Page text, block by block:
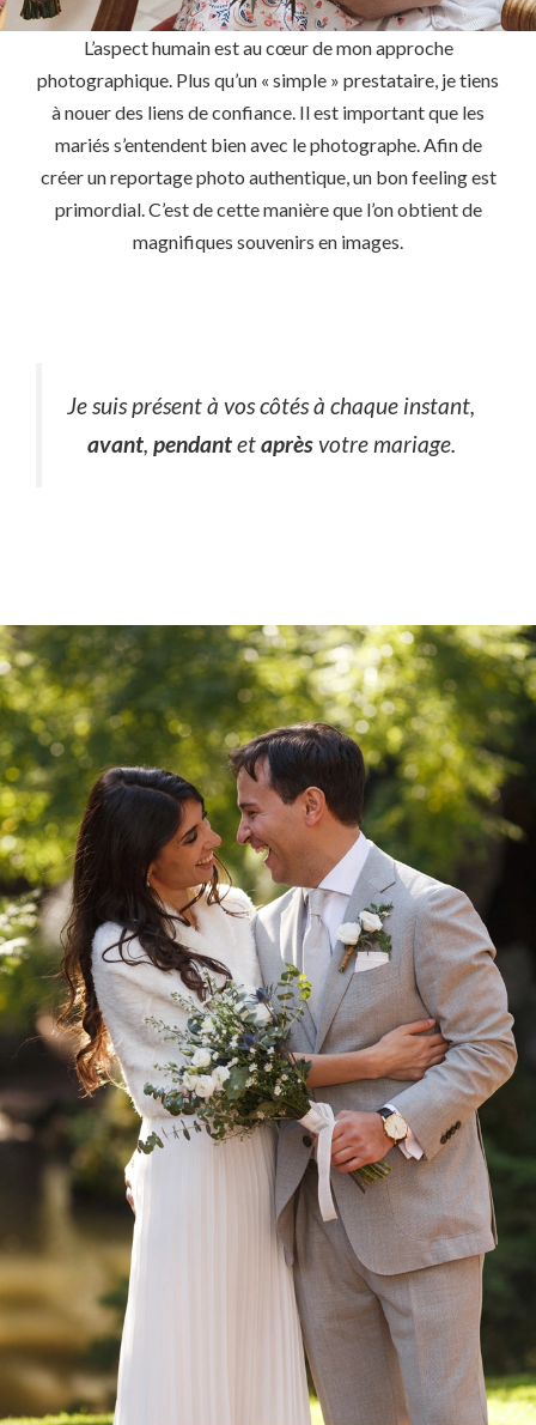
L’aspect humain est au cœur de mon approche
photographique. Plus qu’un « simple » prestataire, je tiens
à nouer des liens de confiance. Il est important que les
mariés s’entendent bien avec le photographe. Afin de
créer un reportage photo authentique, un bon feeling est
primordial. C’est de cette manière que l’on obtient de
magnifiques souvenirs en images.
Je suis présent à vos côtés à chaque instant,
avant, pendantetaprèsvotre mariage.